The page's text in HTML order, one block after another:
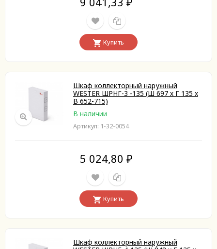
₽
Купить
Шкаф коллекторный наружный
WESTER ШРНГ-3 -135 (Ш 697 х Г 135 х
В 652-715)
В наличии
Артикул: 1-32-0054
5 024,80 ₽
Купить
Шкаф коллекторный наружный